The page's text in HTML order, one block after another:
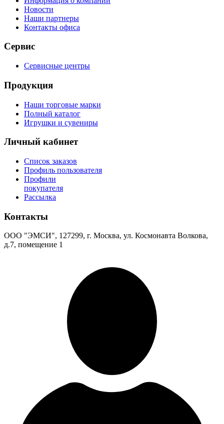
Новости
Наши партнеры
Контакты офиса
Сервис
Сервисные центры
Продукция
Наши торговые марки
Полный каталог
Игрушки и сувениры
Личный кабинет
Список заказов
Профиль пользователя
Профили
покупателя
Рассылка
Контакты
ООО "ЭМСИ", 127299, г. Москва, ул. Космонавта Волкова,
д.7, помещение 1